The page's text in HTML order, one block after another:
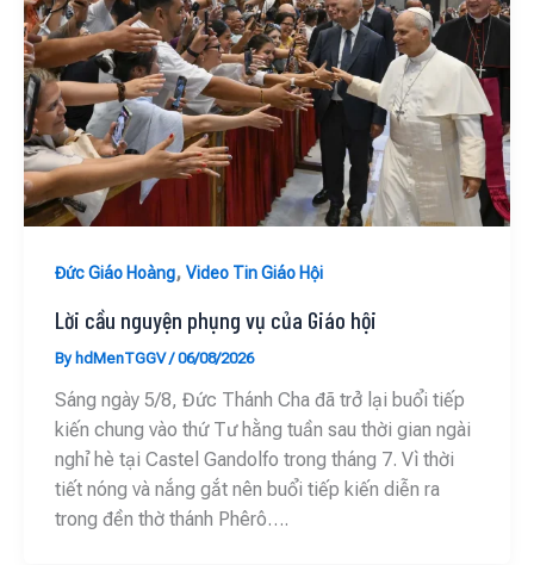
Đức Giáo Hoàng, Video Tin Giáo Hội
Lời cầu nguyện phụng vụ của Giáo hội
By hdMenTGGV/06/08/2026
Sáng ngày 5/8, Đức Thánh Cha đã trở lại buổi tiếp
kiến chung vào thứ Tư hằng tuần sau thời gian ngài
nghỉ hè tại Castel Gandolfo trong tháng 7. Vì thời
tiết nóng và nắng gắt nên buổi tiếp kiến diễn ra
trong đền thờ thánh Phêrô….